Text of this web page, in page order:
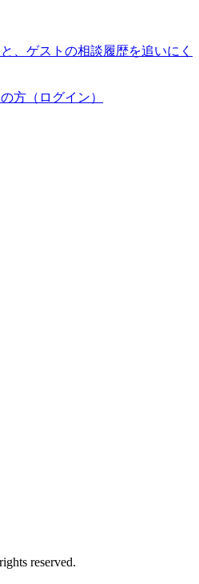
、ゲストの相談履歴を追いにく
方（ログイン）
reserved.